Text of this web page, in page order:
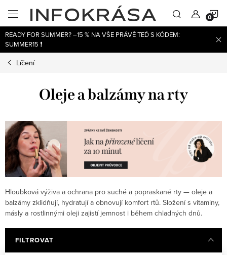
obsah
READY FOR SUMMER? –15 % NA VŠE PRÁVĚ TEĎ S KÓDEM:
SUMMER15 ❗
Líčení
Oleje a balzámy na rty
Hloubková výživa a ochrana pro suché a popraskané rty — oleje a
balzámy zklidňují, hydratují a obnovují komfort rtů. Složení s vitaminy,
másly a rostlinnými oleji zajistí jemnost i během chladných dnů.
FILTROVAT